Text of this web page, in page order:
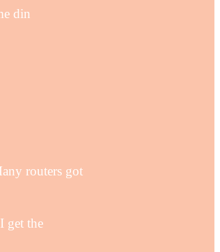
din
routers got
get the